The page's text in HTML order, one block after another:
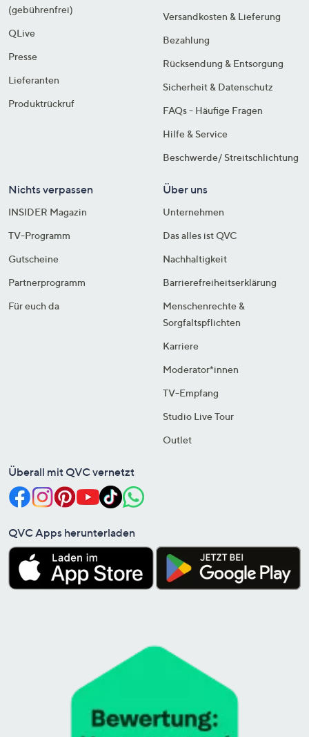
(gebührenfrei)
QLive
Presse
Lieferanten
Produktrückruf
Versandkosten & Lieferung
Bezahlung
Rücksendung & Entsorgung
Sicherheit & Datenschutz
FAQs - Häufige Fragen
Hilfe & Service
Beschwerde/ Streitschlichtung
Nichts verpassen
INSIDER Magazin
TV-Programm
Gutscheine
Partnerprogramm
Für euch da
Über uns
Unternehmen
Das alles ist QVC
Nachhaltigkeit
Barrierefreiheitserklärung
Menschenrechte &
Sorgfaltspflichten
Karriere
Moderator*innen
TV-Empfang
Studio Live Tour
Outlet
Überall mit QVC vernetzt
QVC Apps herunterladen